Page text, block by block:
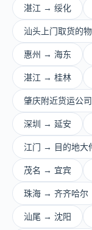
湛江 → 绥化
汕头上门取货的
惠州 → 海东
湛江 → 桂林
肇庆附近货运公司
深圳 → 延安
江门 → 目的地大
茂名 → 宜宾
珠海 → 齐齐哈尔
汕尾 → 沈阳